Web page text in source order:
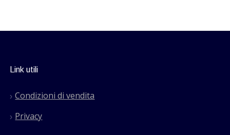
Link utili
Condizioni di vendita
Privacy